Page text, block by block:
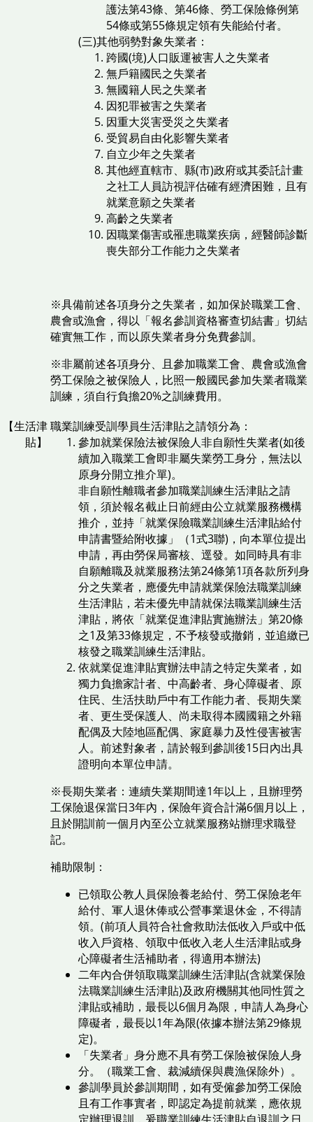
護法第43條、第46條、勞工保險條例第
54條或第55條規定領有失能給付者。
(三)其他弱勢對象失業者：
跨國(境)人口販運被害人之失業者
無戶籍國民之失業者
無國籍人民之失業者
因犯罪被害之失業者
因重大災害受災之失業者
受貿易自由化影響失業者
自立少年之失業者
其他經直轄市、縣(市)政府或其委託計畫
之社工人員訪視評估確有經濟困難，且有
就業意願之失業者
高齡之失業者
因職業傷害或罹患職業疾病，經醫師診斷
喪失部分工作能力之失業者
※具備前述各項身分之失業者，如加保於職業工會、
農會或漁會，得以「報名參訓資格審查切結書」切結
確實無工作，而以原失業者身分免費參訓。
※非屬前述各項身分、且參加職業工會、農會或漁會
勞工保險之被保險人，比照一般國民參加失業者職業
訓練，須自行負擔20%之訓練費用。
【生活津
貼】
職業訓練受訓學員生活津貼之請領分為：
參加就業保險法被保險人非自願性失業者(如後
續加入職業工會即非屬失業勞工身分，無法以
原身分開立推介單)。
非自願性離職者參加職業訓練生活津貼之請
領，須於報名截止日前經由公立就業服務機構
推介，並持「就業保險職業訓練生活津貼給付
申請書暨給附收據」（1式3聯)，向本單位提出
申請，再由勞保局審核、逕發。如同時具有非
自願離職及就業服務法第24條第1項各款所列身
分之失業者，應優先申請就業保險法職業訓練
生活津貼，若未優先申請就保法職業訓練生活
津貼，將依「就業促進津貼實施辦法」第20條
之1及第33條規定，不予核發或撤銷，並追繳已
核發之職業訓練生活津貼。
依就業促進津貼實辦法申請之特定失業者，如
獨力負擔家計者、中高齡者、身心障礙者、原
住民、生活扶助戶中有工作能力者、長期失業
者、更生受保護人、尚未取得本國國籍之外籍
配偶及大陸地區配偶、家庭暴力及性侵害被害
人。前述對象者，請於報到參訓後15日內出具
證明向本單位申請。
※長期失業者：連續失業期間達1年以上，且辦理勞
工保險退保當日3年內，保險年資合計滿6個月以上，
且於開訓前一個月內至公立就業服務站辦理求職登
記。
補助限制：
已領取公教人員保險養老給付、勞工保險老年
給付、軍人退休俸或公營事業退休金，不得請
領。(前項人員符合社會救助法低收入戶或中低
收入戶資格、領取中低收入老人生活津貼或身
心障礙者生活補助者，得適用本辦法)
二年內合併領取職業訓練生活津貼(含就業保險
法職業訓練生活津貼)及政府機關其他同性質之
津貼或補助，最長以6個月為限，申請人為身心
障礙者，最長以1年為限(依據本辦法第29條規
定)。
「失業者」身分應不具有勞工保險被保險人身
分。（職業工會、裁減續保與農漁保除外）。
參訓學員於參訓期間，如有受僱參加勞工保險
且有工作事實者，即認定為提前就業，應依規